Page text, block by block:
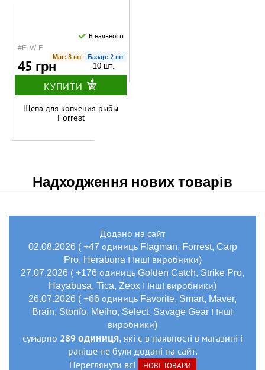
#FLW-F
В наявності
Маг: 8 шт Базар: 2 шт
45 грн 10 шт.
КУПИТИ
Щепа для копчения рыбы
Forrest
Надходження нових товарів
Додано на сайт
02.08.2026 ( +47 одиниць Flagman, Forrest, Carp
Pro, Herabuna і інші виробники)
27.07.2026 ( +176 одиниць Golden Catch, Strike Pro,
Hayabusa, Tica, Zeox і інші виробники)
26.07.2026 ( +66 одиниць Favorite, Smart, Maver,
Brain, Stonfo, Meiho, Select, Savage Gear і інші
виробники)
сумарно 289 одиниця, які є в наявності в магазині і
раніше не були додані на сайт.
Переглянути всі
НОВІ ТОВАРИ